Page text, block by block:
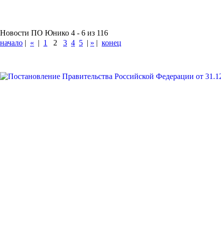
Новости ПО Юнико 4 - 6 из 116
начало | « | 1 2 3 4 5 | » | конец